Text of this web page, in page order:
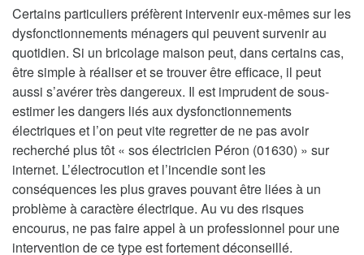
Certains particuliers préfèrent intervenir eux-mêmes sur les
dysfonctionnements ménagers qui peuvent survenir au
quotidien. Si un bricolage maison peut, dans certains cas,
être simple à réaliser et se trouver être efficace, il peut
aussi s’avérer très dangereux. Il est imprudent de sous-
estimer les dangers liés aux dysfonctionnements
électriques et l’on peut vite regretter de ne pas avoir
recherché plus tôt « sos électricien Péron (01630) » sur
internet. L’électrocution et l’incendie sont les
conséquences les plus graves pouvant être liées à un
problème à caractère électrique. Au vu des risques
encourus, ne pas faire appel à un professionnel pour une
intervention de ce type est fortement déconseillé.